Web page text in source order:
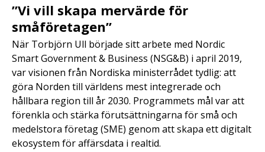
”Vi vill skapa mervärde för
småföretagen”
När Torbjörn Ull började sitt arbete med Nordic
Smart Government & Business (NSG&B) i april 2019,
var visionen från Nordiska ministerrådet tydlig: att
göra Norden till världens mest integrerade och
hållbara region till år 2030. Programmets mål var att
förenkla och stärka förutsättningarna för små och
medelstora företag (SME) genom att skapa ett digitalt
ekosystem för affärsdata i realtid.